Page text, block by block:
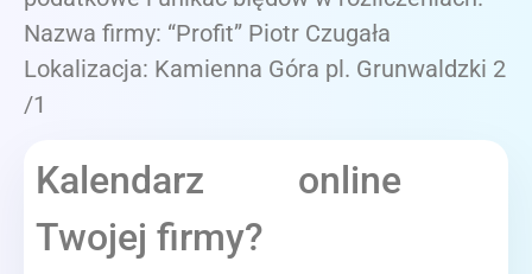
Nazwa firmy: “Profit” Piotr Czugała
Lokalizacja: Kamienna Góra pl. Grunwaldzki 2
/1
Kalendarz online
Twojej firmy?